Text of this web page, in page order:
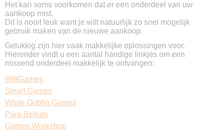
Het kan soms voorkomen dat er een onderdeel van uw
aankoop mist.
Dit is nooit leuk want je wilt natuurlijk zo snel mogelijk
gebruik maken van de nieuwe aankoop.
Gelukkig zijn hier vaak makkelijke oplossingen voor.
Hieronder vindt u een aantal handige linkjes om een
missend onderdeel makkelijk te ontvangen:
999Games
Smart Games
White Goblin Games
Para Bellum
Games Workshop